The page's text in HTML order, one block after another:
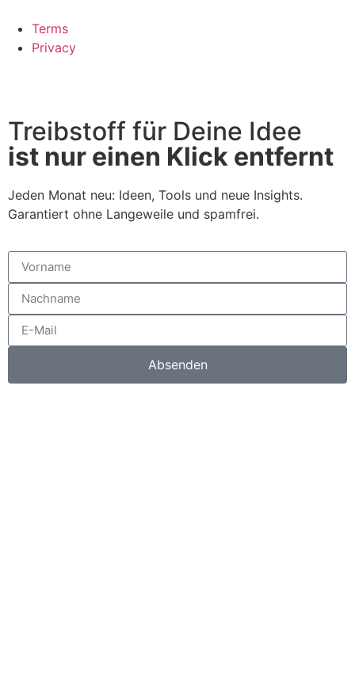
Terms
Privacy
Treibstoff für Deine Idee
ist nur einen Klick entfernt
Jeden Monat neu: Ideen, Tools und neue Insights.
Garantiert ohne Langeweile und spamfrei.
Absenden